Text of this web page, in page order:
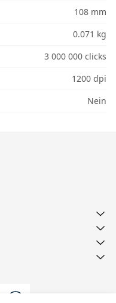
108 mm
0.071 kg
3 000 000 clicks
1200 dpi
Nein